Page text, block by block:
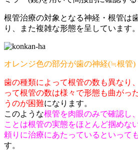
根管治療の対象となる神経・根管は
り、また複雑な形態を呈しています。
オレンジ色の部分が歯の神経(≒根管)
歯の種類によって根管の数も異なり
って根管の数は様々で形態も曲がっ
うのが困難になります。
このような根管を肉眼のみで確認し
ことは根管の実態をほとんど掴めな
頼りに治療にあたっているといって
す。